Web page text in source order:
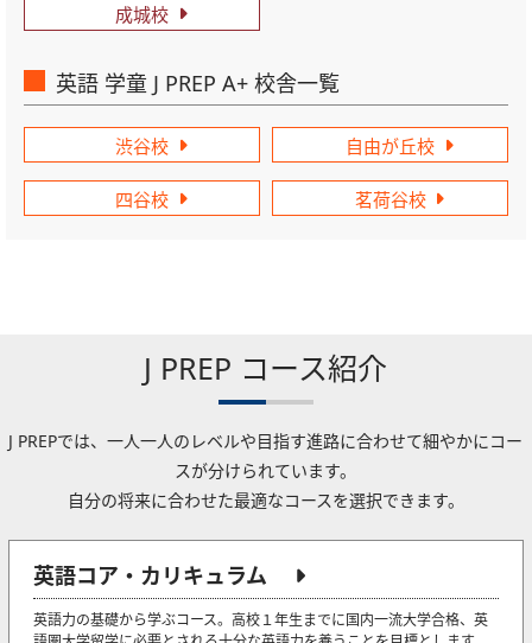
成城校
英語 学童 J PREP A+ 校舎一覧
渋谷校 自由が丘校
四谷校 茗荷谷校
J PREP コース紹介
J PREPでは、一人一人のレベルや目指す進路に合わせて細やかにコー
スが分けられています。
自分の将来に合わせた最適なコースを選択できます。
英語コア・カリキュラム
英語力の基礎から学ぶコース。高校１年生までに国内一流大学合格、英